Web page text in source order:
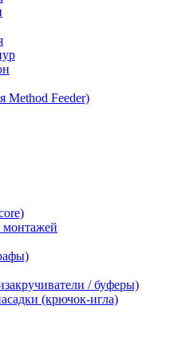
Method Feeder)
монтажей
/ буферы)
(крючок-игла)